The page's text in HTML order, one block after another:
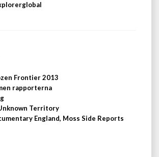
Frontier 2013
rapporterna
Territory
England, Moss Side Reports